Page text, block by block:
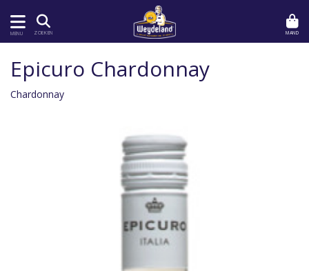
MENU ZOEKEN MAND
Epicuro Chardonnay
Chardonnay